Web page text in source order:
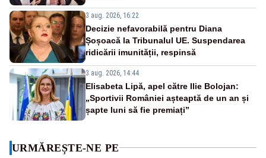
3 aug. 2026, 16:22
Decizie nefavorabilă pentru Diana
Șoșoacă la Tribunalul UE. Suspendarea
ridicării imunității, respinsă
3 aug. 2026, 14:44
Elisabeta Lipă, apel către Ilie Bolojan:
„Sportivii României așteaptă de un an și
șapte luni să fie premiați”
URMĂREȘTE-NE PE